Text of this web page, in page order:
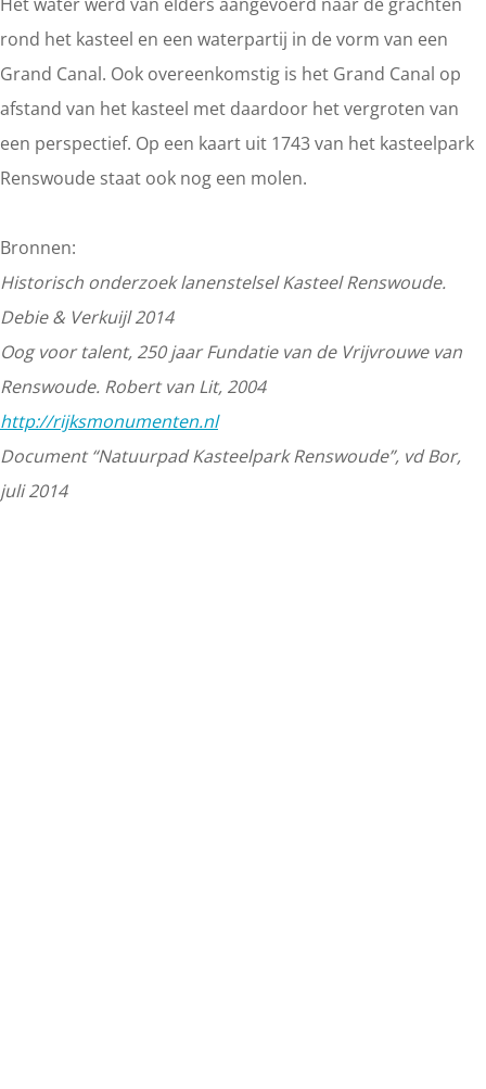
rond het kasteel en een waterpartij in de vorm van een
Grand Canal. Ook overeenkomstig is het Grand Canal op
afstand van het kasteel met daardoor het vergroten van
een perspectief. Op een kaart uit 1743 van het kasteelpark
Renswoude staat ook nog een molen.
Bronnen:
Historisch onderzoek lanenstelsel Kasteel Renswoude.
Debie & Verkuijl 2014
Oog voor talent, 250 jaar Fundatie van de Vrijvrouwe van
Renswoude. Robert van Lit, 2004
http://rijksmonumenten.nl
Document “Natuurpad Kasteelpark Renswoude”, vd Bor,
juli 2014